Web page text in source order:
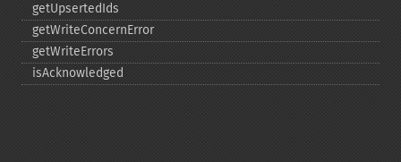
getUpsertedIds
getWriteConcernError
getWriteErrors
isAcknowledged